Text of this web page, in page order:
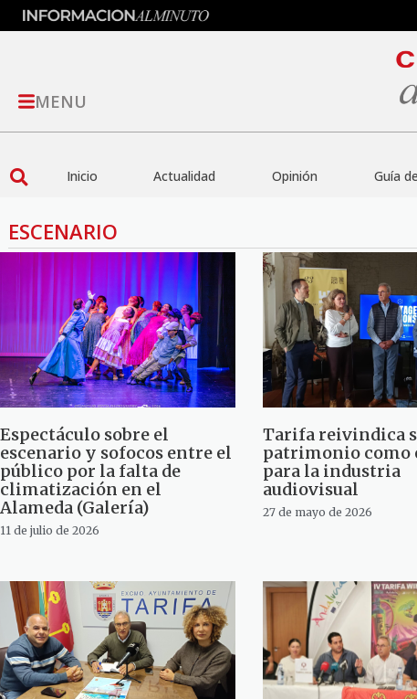
MENU
Inicio Actualidad Opinión Guía
ESCENARIO
Espectáculo sobre el
escenario y sofocos entre el
público por la falta de
climatización en el
Alameda (Galería)
11 de julio de 2026
Tarifa reivindica
patrimonio como
para la industria
audiovisual
27 de mayo de 2026